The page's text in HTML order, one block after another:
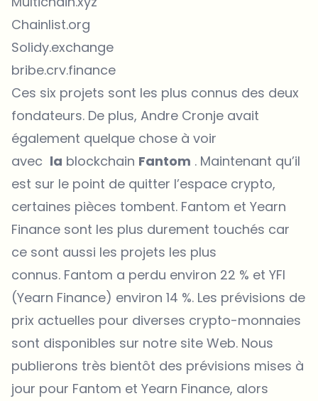
Chainlist.org
Solidy.exchange
bribe.crv.finance
Ces six projets sont les plus connus des deux
fondateurs. De plus, Andre Cronje avait
également quelque chose à voir
avec la blockchain Fantom . Maintenant qu’il
est sur le point de quitter l’espace crypto,
certaines pièces tombent. Fantom et Yearn
Finance sont les plus durement touchés car
ce sont aussi les projets les plus
connus. Fantom a perdu environ 22 % et YFI
(Yearn Finance) environ 14 %. Les prévisions de
prix actuelles pour diverses crypto-monnaies
sont disponibles sur notre site Web. Nous
publierons très bientôt des prévisions mises à
jour pour Fantom et Yearn Finance, alors